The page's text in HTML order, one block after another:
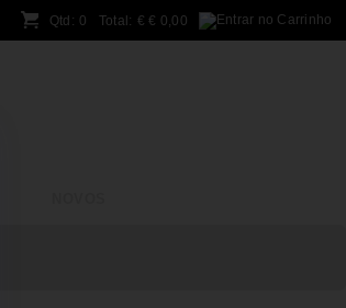
Qtd: 0 Total: €€ 0,00